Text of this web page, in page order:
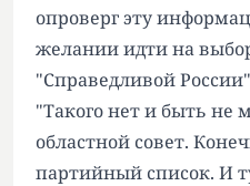
опроверг эту
желании идти на
"Справедливой
"Такого нет и быть не
областной совет.
партийный список. И